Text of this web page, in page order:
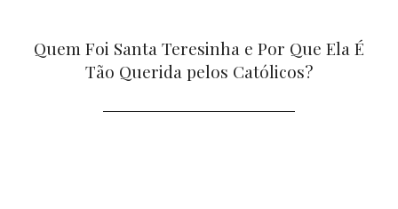
Quem Foi Santa Teresinha e Por Que Ela É
Tão Querida pelos Católicos?